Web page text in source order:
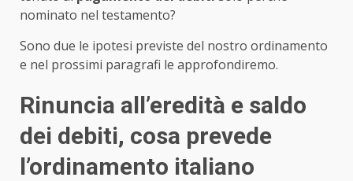
nominato nel testamento?
Sono due le ipotesi previste del nostro ordinamento
e nel prossimi paragrafi le approfondiremo.
Rinuncia all’eredità e saldo
dei debiti, cosa prevede
l’ordinamento italiano